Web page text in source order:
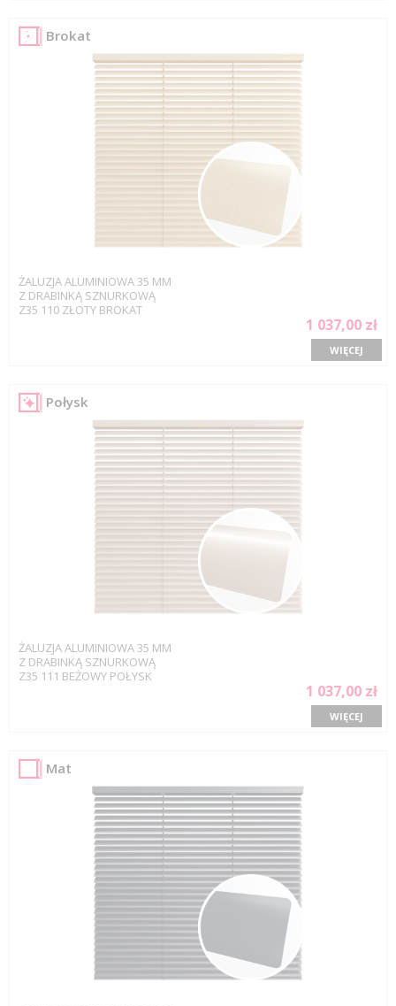
Brokat
ŻALUZJA ALUMINIOWA 35 MM
Z DRABINKĄ SZNURKOWĄ
Z35 110 ZŁOTY BROKAT
1 037,00 zł
WIĘCEJ
Połysk
ŻALUZJA ALUMINIOWA 35 MM
Z DRABINKĄ SZNURKOWĄ
Z35 111 BEŻOWY POŁYSK
1 037,00 zł
WIĘCEJ
Mat